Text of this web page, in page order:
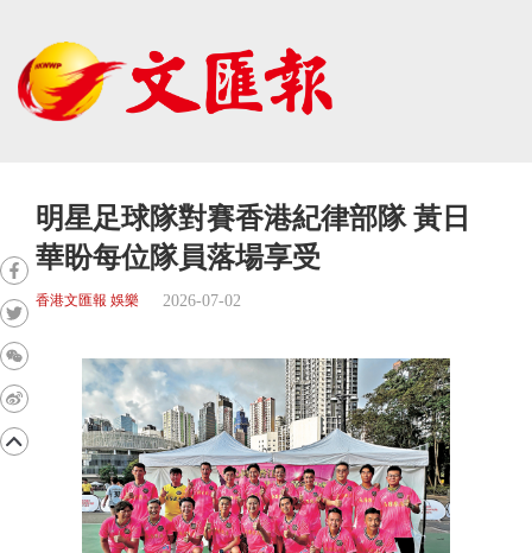
明星足球隊對賽香港紀律部隊 黃日
華盼每位隊員落場享受
香港文匯報 娛樂 2026-07-02